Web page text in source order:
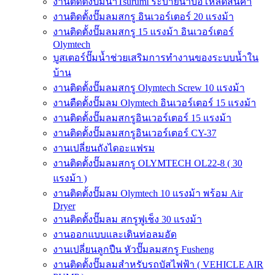
งานติดตั้งปั๊มลมสกรู อินเวอร์เตอร์ 20 แรงม้า
งานติดตั้งปั๊มลมสกรู 15 แรงม้า อินเวอร์เตอร์
Olymtech
บูสเตอร์ปั๊มน้ำช่วยเสริมการทำงานของระบบน้ำใน
บ้าน
งานติดตั้งปั๊มลมสกรู Olymtech Screw 10 แรงม้า
งานตืดตั้งปั๊มลม Olymtech อินเวอร์เตอร์ 15 แรงม้า
งานติดตั้งปั๊มลมสกรูอินเวอร์เตอร์ 15 แรงม้า
งานติดตั้งปั๊มลมสกรูอินเวอร์เตอร์ CY-37
งานเปลี่ยนถังไดอะแฟรม
งานติดตั้งปั๊มลมสกรู OLYMTECH OL22-8 ( 30
แรงม้า )
งานติดตั้งปั๊มลม Olymtech 10 แรงม้า พร้อม Air
Dryer
งานติดตั้งปั๊มลม สกรูฟูเช็ง 30 แรงม้า
งานออกแบบและเดินท่อลมอัด
งานเปลี่ยนลูกปืน หัวปั๊มลมสกรู Fusheng
งานติดตั้งปั๊มลมสำหรับรถบัสไฟฟ้า ( VEHICLE AIR